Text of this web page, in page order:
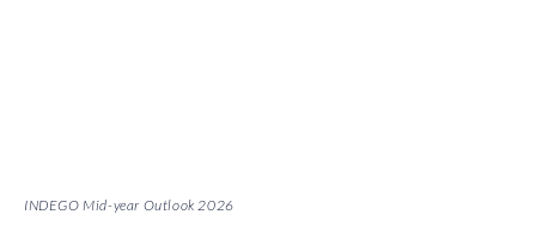
INDEGO Mid-year Outlook 2026